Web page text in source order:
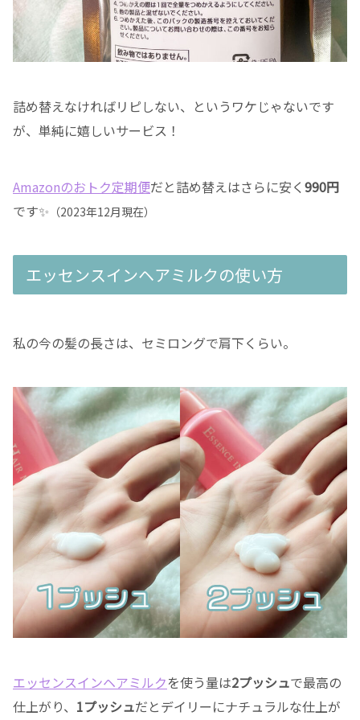
詰め替えなければリピしない、というワケじゃないです
が、単純に嬉しいサービス！
Amazonのおトク定期便だと詰め替えはさらに安く990円
です✨ （2023年12月現在）
エッセンスインヘアミルクの使い方
私の今の髪の長さは、セミロングで肩下くらい。
エッセンスインヘアミルクを使う量は2プッシュで最高の
仕上がり、 1プッシュだとデイリーにナチュラルな仕上が